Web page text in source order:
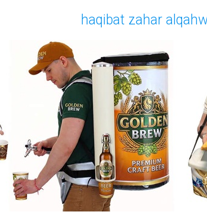
haqibat zahar